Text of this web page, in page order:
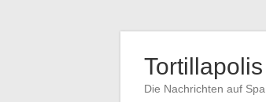
Tortillapolis
Die Nachrichten auf